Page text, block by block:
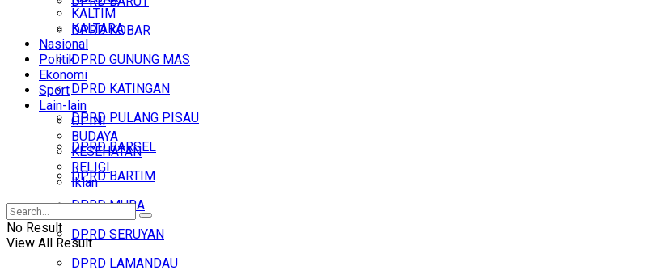
DPRD KOBAR
DPRD GUNUNG MAS
DPRD KATINGAN
DPRD PULANG PISAU
DPRD BARSEL
DPRD BARTIM
DPRD MURA
DPRD SERUYAN
DPRD LAMANDAU
KALTIM
KALTARA
Nasional
Politik
Ekonomi
Sport
Lain-lain
OPINI
BUDAYA
KESEHATAN
RELIGI
Iklan
No Result
View All Result